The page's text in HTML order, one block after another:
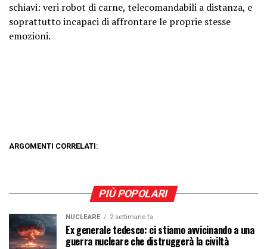
schiavi: veri robot di carne, telecomandabili a distanza, e
soprattutto incapaci di affrontare le proprie stesse
emozioni.
ARGOMENTI CORRELATI:
PIÙ POPOLARI
NUCLEARE 2 settimane fa
Ex generale tedesco: ci stiamo avvicinando a una
guerra nucleare che distruggerà la civiltà